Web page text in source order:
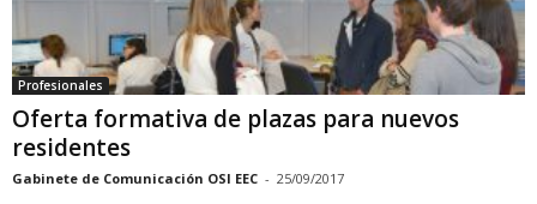
Profesionales
Oferta formativa de plazas para nuevos
residentes
Gabinete de Comunicación OSI EEC - 25/09/2017